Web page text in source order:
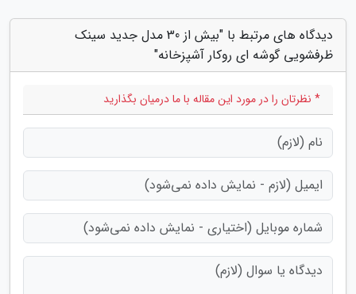
دیدگاه های مرتبط با "بیش از 30 مدل جدید سینک
ظرفشویی گوشه ای روکار آشپزخانه"
* نظرتان را در مورد این مقاله با ما درمیان بگذارید